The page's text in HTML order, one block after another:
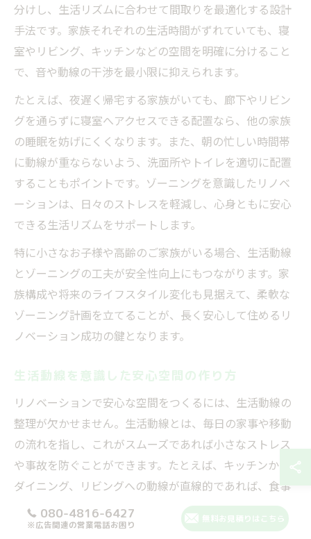
分けし、生活リズムに合わせて間取りを最適化する設計
手法です。家族それぞれの生活時間がずれていても、寝
室やリビング、キッチンなどの空間を明確に分けること
で、音や動線の干渉を最小限に抑えられます。
たとえば、夜遅く帰宅する家族がいても、廊下やリビン
グを通らずに寝室へアクセスできる配置なら、他の家族
の睡眠を妨げにくくなります。また、朝の忙しい時間帯
に動線が重ならないよう、洗面所やトイレを適切に配置
することもポイントです。ゾーニングを意識したリノベ
ーションは、日々のストレスを軽減し、心身ともに安心
できる生活リズムをサポートします。
特に小さなお子様や高齢のご家族がいる場合、生活動線
とゾーニングの工夫が安全性向上にもつながります。家
族構成や将来のライフスタイル変化も見据えて、柔軟な
ゾーニング計画を立てることが、長く安心して住めるリ
ノベーション成功の鍵となります。
生活動線を意識した安心空間の作り方
リノベーションで安心な空間をつくるには、生活動線の
整理が欠かせません。生活動線とは、毎日の家事や移動
の流れを指し、これがスムーズであれば小さなストレス
や事故を防ぐことができます。たとえば、キッチンから
ダイニング、リビングへの動線が直線的であれば、食事
の準備や配膳が効率的になり、家族の行き来による衝突
も減ります。
080-4816-6427
※広告関連の営業電話お困り
無料お見積りはこちら